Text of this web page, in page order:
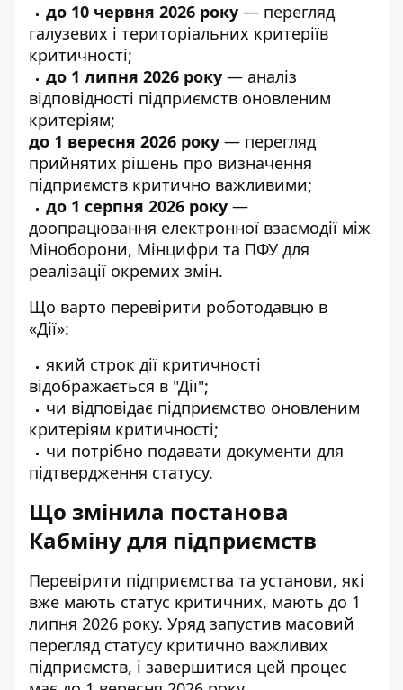
до 10 червня 2026 року — перегляд
галузевих і територіальних критеріїв
критичності;
до 1 липня 2026 року — аналіз
відповідності підприємств оновленим
критеріям;
до 1 вересня 2026 року — перегляд
прийнятих рішень про визначення
підприємств критично важливими;
до 1 серпня 2026 року —
доопрацювання електронної взаємодії між
Міноборони, Мінцифри та ПФУ для
реалізації окремих змін.
Що варто перевірити роботодавцю в
«Дії»:
який строк дії критичності
відображається в "Дії";
чи відповідає підприємство оновленим
критеріям критичності;
чи потрібно подавати документи для
підтвердження статусу.
Що змінила постанова
Кабміну для підприємств
Перевірити підприємства та установи, які
вже мають статус критичних, мають до 1
липня 2026 року. Уряд запустив масовий
перегляд статусу критично важливих
підприємств, і завершитися цей процес